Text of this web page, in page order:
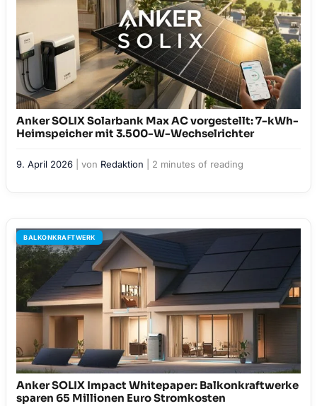
Anker SOLIX Solarbank Max AC vorgestellt: 7-kWh-
Heimspeicher mit 3.500-W-Wechselrichter
9. April 2026 | von Redaktion 2 minutes of reading
Anker SOLIX Impact Whitepaper: Balkonkraftwerke
sparen 65 Millionen Euro Stromkosten
BALKONKRAFTWERK